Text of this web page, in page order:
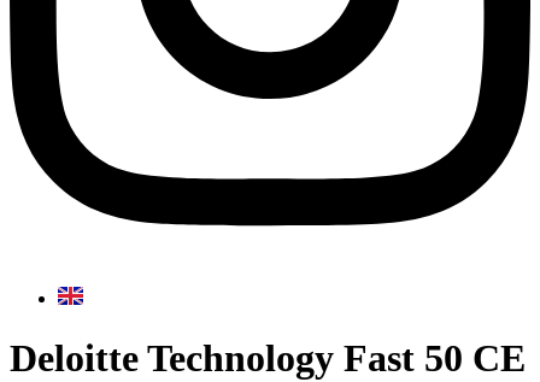
Deloitte Technology Fast 50 CE